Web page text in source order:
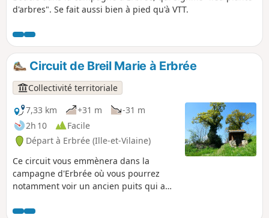
d'arbres". Se fait aussi bien à pied qu'à VTT.
Circuit de Breil Marie à Erbrée
Collectivité territoriale
7,33 km
+31 m
-31 m
2h 10
Facile
Départ à Erbrée (Ille-et-Vilaine)
Ce circuit vous emmènera dans la
campagne d'Erbrée où vous pourrez
notamment voir un ancien puits qui a
fait aussi bien à pied qu'à VTT.